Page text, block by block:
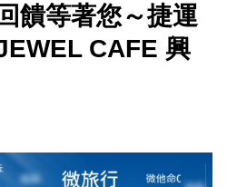
饋等著您～捷運
CAFE 興